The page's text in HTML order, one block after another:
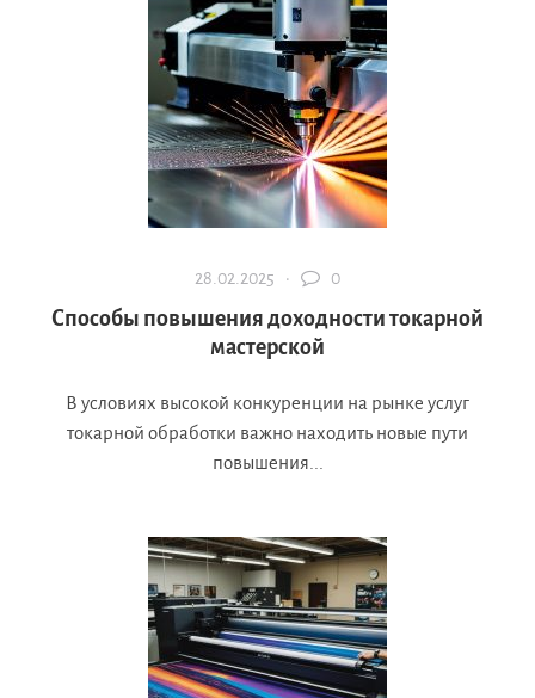
28.02.2025 · 0
Способы повышения доходности токарной
мастерской
В условиях высокой конкуренции на рынке услуг
токарной обработки важно находить новые пути
повышения...